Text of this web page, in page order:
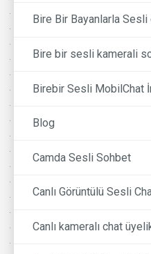
Bire Bir Bayanlarla
Bire bir sesli kamerali
Birebir Sesli MobilChat
Blog
Camda Sesli Sohbet
Canlı Görüntülü Sesli
Canlı kameralı chat